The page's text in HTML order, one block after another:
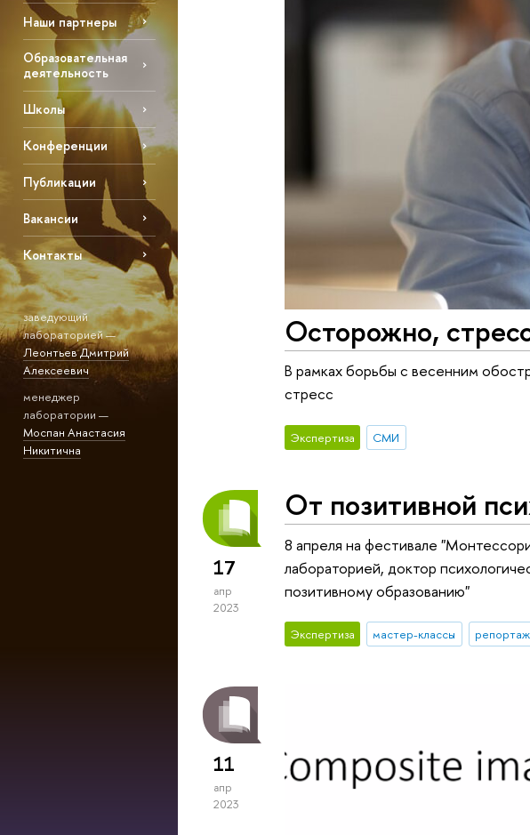
Наши партнеры
Образовательная
деятельность
Школы
Конференции
Публикации
Вакансии
Контакты
заведующий
лабораторией —
Леонтьев Дмитрий
Алексеевич
менеджер
лаборатории —
Моспан Анастасия
Никитична
Осторожно,
В рамках борьбы с весенним
стресс
Экспертиза СМИ
17
апр
2023
От позитивной
8 апреля на фестивале
лабораторией, доктор
позитивному образованию"
Экспертиза мастер-классы
11
апр
2023